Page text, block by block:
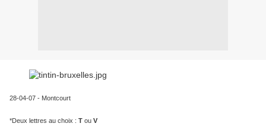
28-04-07 - Montcourt
*Deux lettres au choix : T ou V